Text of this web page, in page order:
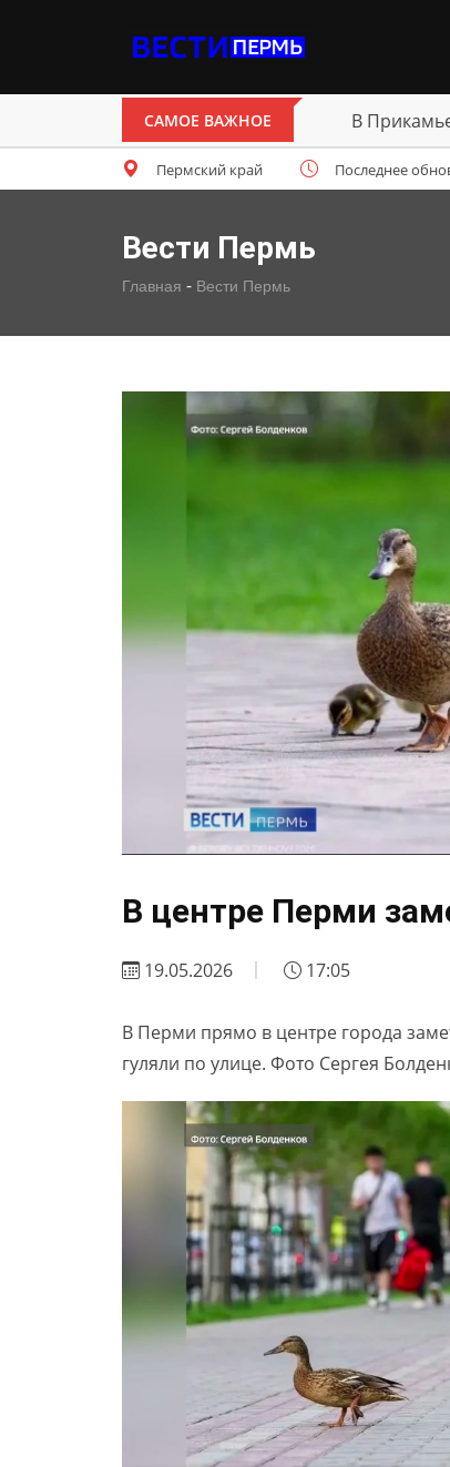
САМОЕ ВАЖНОЕ В
Пермский край Последнее
Вести Пермь
Главная - Вести Пермь
В центре Перми
19.05.2026 17:05
В Перми прямо в центре города
гуляли по улице. Фото Сергея